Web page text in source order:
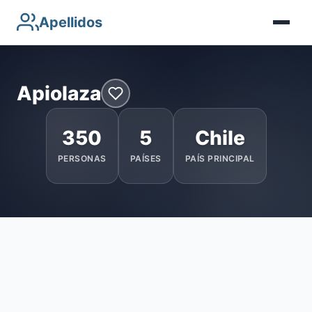
Apellidos
Apiolaza
350
PERSONAS
5
PAÍSES
Chile
PAÍS PRINCIPAL